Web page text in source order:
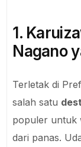
1.
Nagano
Terletak di
salah satu
populer untuk
dari panas.